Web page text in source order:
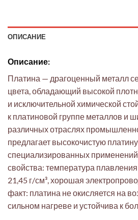
ОПИСАНИЕ
Описание:
Платина — драгоценный металл
цвета, обладающий высокой
и исключительной химической
к платиновой группе металлов и
различных отраслях
предлагает высокочистую
специализированных
свойства: температура
21,45 г/см³, хорошая
факт: платина не окисляется на
сильном нагреве и устойчива к